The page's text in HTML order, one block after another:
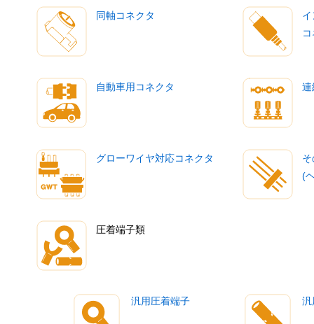
同軸コネクタ
自動車用コネクタ 連
グローワイヤ対応コネクタ
(
圧着端子類
汎用圧着端子 汎